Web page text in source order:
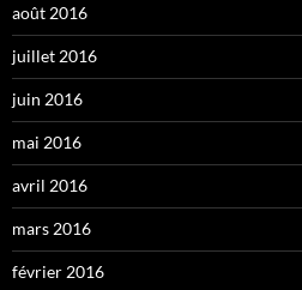
août 2016
juillet 2016
juin 2016
mai 2016
avril 2016
mars 2016
février 2016